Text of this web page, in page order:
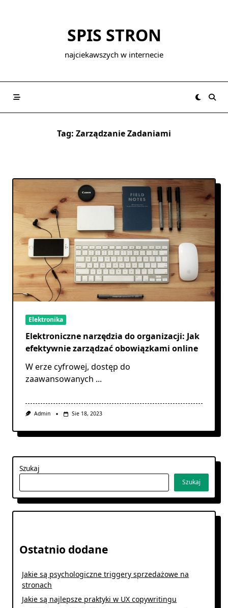
SPIS STRON
najciekawszych w internecie
Tag: Zarządzanie Zadaniami
Elektronika
Elektroniczne narzędzia do organizacji: Jak
efektywnie zarządzać obowiązkami online
W erze cyfrowej, dostęp do
zaawansowanych ...
Admin Sie 18, 2023
Szukaj
Szukaj
Ostatnio dodane
Jakie są psychologiczne triggery sprzedażowe na
stronach
Jakie są najlepsze praktyki w UX copywritingu